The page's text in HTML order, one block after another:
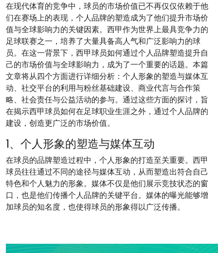
在现代体育的竞争中，球员的市场价值已不再仅仅依赖于他
们在赛场上的表现，个人品牌的塑造成为了他们提升市场价
值与全球影响力的关键因素。西甲作为世界上最具竞争力的
足球联赛之一，培养了大量具备高人气和广泛影响力的球
员。在这一背景下，西甲球员如何通过个人品牌塑造提升自
己的市场价值与全球影响力，成为了一个重要的话题。本篇
文章将从四个方面进行详细分析：个人形象的塑造与媒体互
动、社交平台的利用与粉丝基础建设、商业代言与合作策
略、社会责任与公益活动的参与。通过这些方面的探讨，旨
在揭示西甲球员如何在足球职业生涯之外，通过个人品牌的
建设，创造更广泛的市场价值。
1、个人形象的塑造与媒体互动
在球员的品牌塑造过程中，个人形象的打造至关重要。西甲
球员往往通过不同的途径与媒体互动，从而塑造出符合自己
特色和个人魅力的形象。媒体不仅是他们展示竞技状态的窗
口，也是他们传播个人品牌的关键平台。媒体的曝光能够增
加球员的知名度，也使得球员的形象得以广泛传播。